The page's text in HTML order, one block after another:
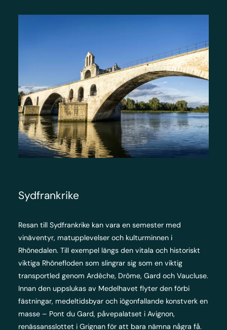
Sydfrankrike
Resan till Sydfrankrike kan vara en semester med
vinäventyr, matupplevelser och kulturminnen i
Rhônedalen. Till exempel längs den vitala och historiskt
viktiga Rhônefloden som slingrar sig som en viktig
transportled genom Ardèche, Drôme, Gard och Vaucluse.
Innan den uppslukas av Medelhavet flyter den förbi
fästningar, medeltidsbyar och iögonfallande konstverk en
masse – Pont du Gard, påvepalatset i Avignon,
renässansslottet i Grignan för att bara nämna några få.